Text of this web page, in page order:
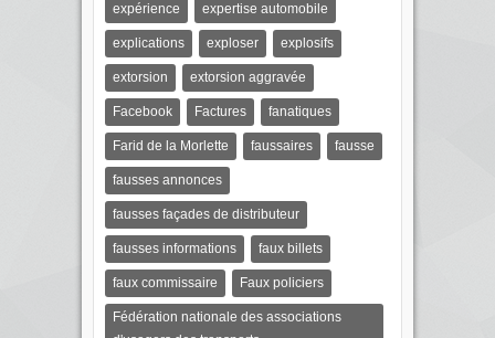
expérience expertise automobile
explications exploser explosifs
extorsion extorsion aggravée
Facebook Factures fanatiques
Farid de la Morlette faussaires fausse
fausses annonces
fausses façades de distributeur
fausses informations faux billets
faux commissaire Faux policiers
Fédération nationale des associations